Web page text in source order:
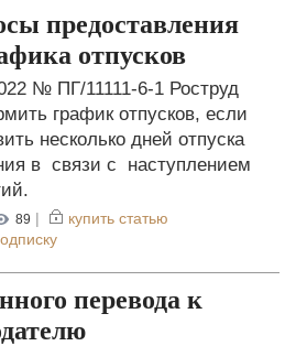
предоставления
отпусков
№ ПГ/11111‑6‑1 Роструд
график отпусков, если
несколько дней отпуска
в связи с наступлением
89 |
купить статью
перевода к